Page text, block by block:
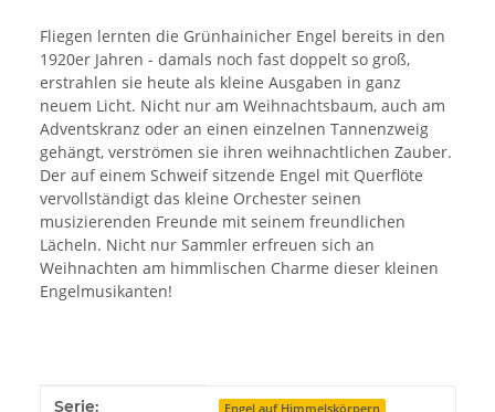
Fliegen lernten die Grünhainicher Engel bereits in den
1920er Jahren - damals noch fast doppelt so groß,
erstrahlen sie heute als kleine Ausgaben in ganz
neuem Licht. Nicht nur am Weihnachtsbaum, auch am
Adventskranz oder an einen einzelnen Tannenzweig
gehängt, verströmen sie ihren weihnachtlichen Zauber.
Der auf einem Schweif sitzende Engel mit Querflöte
vervollständigt das kleine Orchester seinen
musizierenden Freunde mit seinem freundlichen
Lächeln. Nicht nur Sammler erfreuen sich an
Weihnachten am himmlischen Charme dieser kleinen
Engelmusikanten!
Produkteigenschaft
Wert
Serie: Engel auf Himmelskörpern